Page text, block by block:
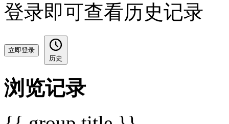
登录即可查看历史记录
立即登录
历史
浏览记录